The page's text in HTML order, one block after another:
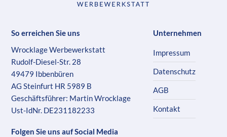
So erreichen Sie uns
Wrocklage Werbewerkstatt
Rudolf-Diesel-Str. 28
49479 Ibbenbüren
AG Steinfurt HR 5989 B
Geschäftsführer: Martin Wrocklage
Ust-IdNr. DE231182233
Folgen Sie uns auf Social Media
Unternehmen
Impressum
Datenschutz
AGB
Kontakt